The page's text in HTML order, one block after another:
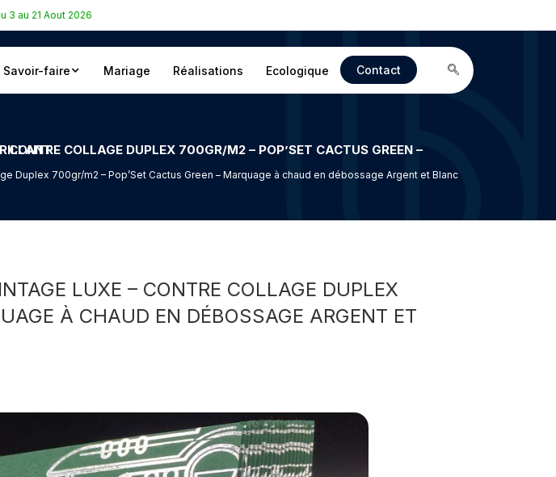
3 au 21 Aout 2026
Savoir-faire Mariage Réalisations Ecologique Contact
ET BLANC BRILLANT
Duplex 700gr/m2 – Pop’Set Cactus Green – Marquage à chaud en débossage Argent et Blanc
LUXE – CONTRE COLLAGE DUPLEX
À CHAUD EN DÉBOSSAGE ARGENT ET